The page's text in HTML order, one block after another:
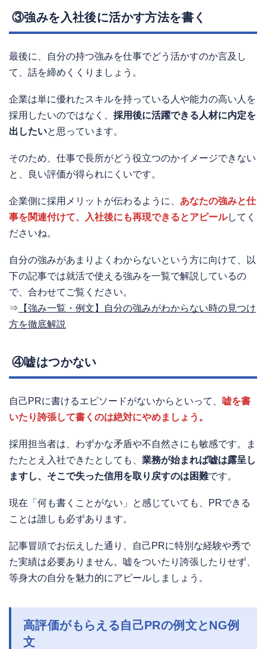
③強みを入社後に活かす方法を書く
最後に、自分の持つ強みを仕事でどう活かすのか言及し
て、話を締めくくりましょう。
企業は単に優れたスキルを持っている人や能力の高い人を
採用したいのではなく、 採用後に活躍できる人材に内定を
出したいと思っています。
そのため、仕事で長所がどう役立つのかイメージできない
と、良い評価が得られにくいです。
企業側に採用メリットが伝わるように、 あなたの強みと仕
事を関連付けて、入社後にも再現できるとアピールしてく
ださいね。
自分の強みがあまりよくわからないという方に向けて、以
下の記事では就活で使える強みを一覧で解説しているの
で、合わせてご覧ください。
⇒ 【強み一覧・例文】自分の強みがわからない時の見つけ
方を徹底解説
④嘘はつかない
自己PRに書けるエピソードがないからといって、
嘘を書
いたり誇張して書くのは絶対にやめましょう。
採用担当者は、わずかな矛盾や不自然さにも敏感です。ま
たたとえ入社できたとしても、 業務が始まれば嘘は露呈し
ますし、そこで失った信用を取り戻すのは困難です。
現在「何も書くことがない」と感じていても、PRできる
ことは誰しも必ずあります。
記事冒頭でお伝えした通り、自己PRに特別な経験や秀で
た実績は必要ありません。嘘をついたり誇張したりせず、
等身大の自分を魅力的にアピールしましょう。
高評価がもらえる自己PRの例文とNG例
文